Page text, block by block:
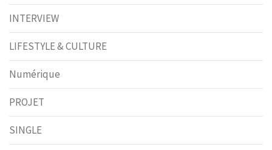
INTERVIEW
LIFESTYLE & CULTURE
Numérique
PROJET
SINGLE